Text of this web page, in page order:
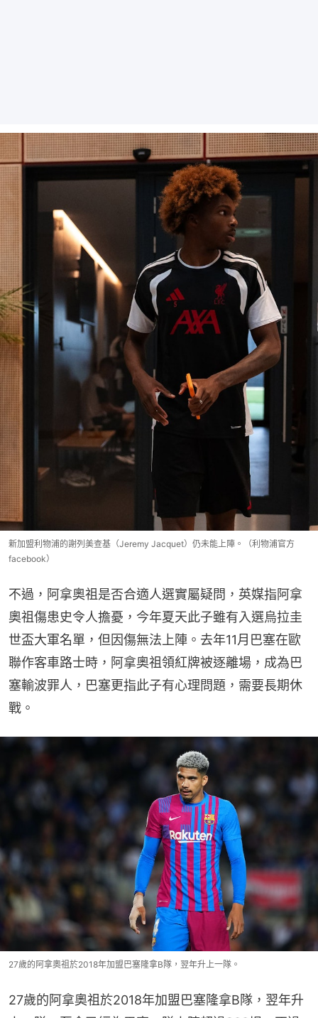
新加盟利物浦的謝列美查基（Jeremy Jacquet）仍未能上陣。（利物浦官方
facebook）
不過，阿拿奧祖是否合適人選實屬疑問，英媒指阿拿
奧祖傷患史令人擔憂，今年夏天此子雖有入選烏拉圭
世盃大軍名單，但因傷無法上陣。去年11月巴塞在歐
聯作客車路士時，阿拿奧祖領紅牌被逐離場，成為巴
塞輸波罪人，巴塞更指此子有心理問題，需要長期休
戰。
27歲的阿拿奧祖於2018年加盟巴塞隆拿B隊，翌年升上一隊。
27歲的阿拿奧祖於2018年加盟巴塞隆拿B隊，翌年升